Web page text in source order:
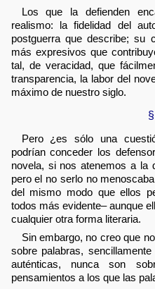
Los que la defienden
realismo: la fidelidad del
postguerra que describe; su
más expresivos que
tal, de veracidad, que
transparencia, la labor del
máximo de nuestro siglo.
Pero ¿es sólo una
podrían conceder los
novela, si nos atenemos a la
pero el no serlo no
del mismo modo que ellos
todos más evidente– aunque
cualquier otra forma literaria.
Sin embargo, no creo que
sobre palabras,
auténticas, nunca son
pensamientos a los que las